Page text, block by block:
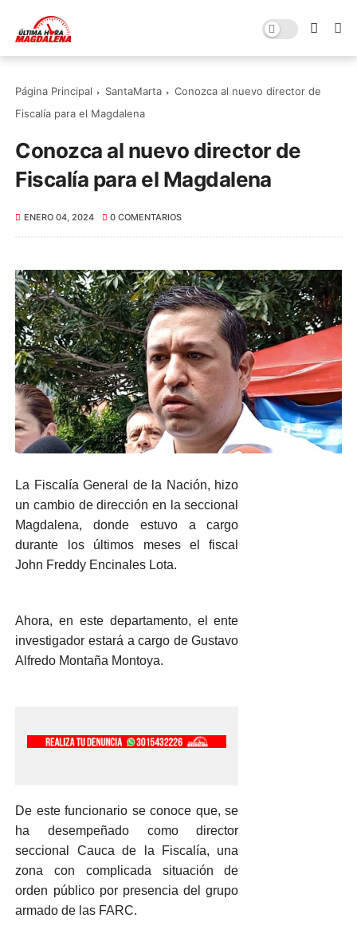
Página Principal SantaMarta
Conozca al nuevo director de
Fiscalía para el Magdalena
Conozca al nuevo director de
Fiscalía para el Magdalena
ENERO 04, 2024 0 COMENTARIOS
La Fiscalía General de la Nación, hizo
un cambio de dirección en la seccional
Magdalena, donde estuvo a cargo
durante los últimos meses el fiscal
John Freddy Encinales Lota.
Ahora, en este departamento, el ente
investigador estará a cargo de Gustavo
Alfredo Montaña Montoya.
De este funcionario se conoce que, se
ha desempeñado como director
seccional Cauca de la Fiscalía, una
zona con complicada situación de
orden público por presencia del grupo
armado de las FARC.